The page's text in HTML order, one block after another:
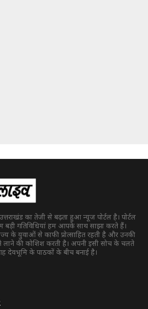
उत्तराखंड का तेजी से बढ़ता हुआ न्यूज पोर्टल है। पोर्टल
बड़ी गतिविधियां हम आपके साथ साझा करते हैं।
के युवाओं से काफी प्रोत्साहित रहती है और उनकी
लाने की कोशिश करती है। अपनी इसी सोच के चलते
देवभूमि के पाठकों के बीच बनाई है।